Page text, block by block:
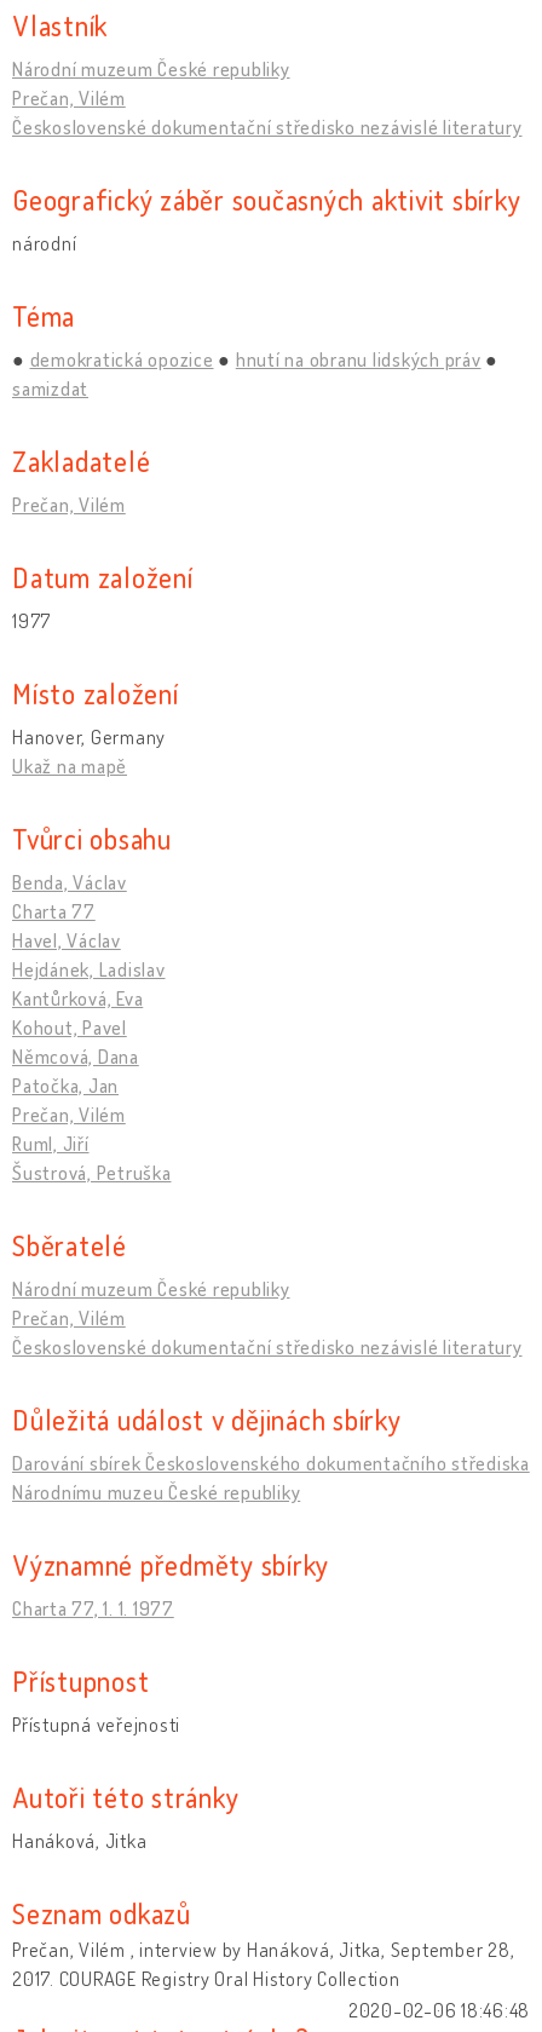
Vlastník
Národní muzeum České republiky
Prečan, Vilém
Československé dokumentační středisko nezávislé literatury
Geografický záběr současných aktivit sbírky
národní
Téma
demokratická opozice
hnutí na obranu lidských práv
samizdat
Zakladatelé
Prečan, Vilém
Datum založení
1977
Místo založení
Hanover, Germany
Ukaž na mapě
Tvůrci obsahu
Benda, Václav
Charta 77
Havel, Václav
Hejdánek, Ladislav
Kantůrková, Eva
Kohout, Pavel
Němcová, Dana
Patočka, Jan
Prečan, Vilém
Ruml, Jiří
Šustrová, Petruška
Sběratelé
Národní muzeum České republiky
Prečan, Vilém
Československé dokumentační středisko nezávislé literatury
Důležitá událost v dějinách sbírky
Darování sbírek Československého dokumentačního střediska
Národnímu muzeu České republiky
Významné předměty sbírky
Charta 77, 1. 1. 1977
Přístupnost
Přístupná veřejnosti
Autoři této stránky
Hanáková, Jitka
Seznam odkazů
Prečan, Vilém , interview by Hanáková, Jitka, September 28,
2017. COURAGE Registry Oral History Collection
2020-02-06 18:46:48